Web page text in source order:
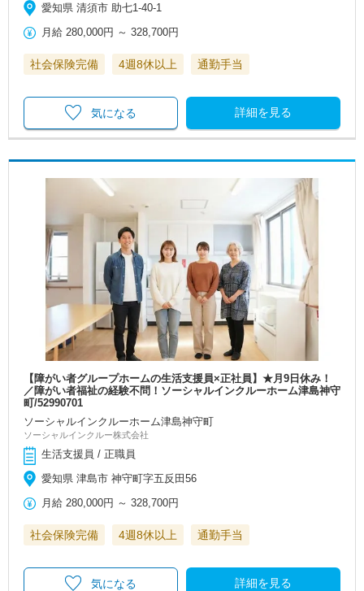
愛知県 清須市 助七1-40-1
月給 280,000円 ～328,700円
社会保険完備 4週8休以上 通勤手当
詳細を見る
気になる
【障がい者グループホームの生活支援員×正社員】★月9日休み！
／障がい者福祉の経験不問！ソーシャルインクルーホーム津島神守
町/52990701
ソーシャルインクルーホーム津島神守町
ソーシャルインクルー株式会社
生活支援員 / 正職員
愛知県 津島市 神守町字五反田56
月給 280,000円 ～328,700円
社会保険完備 4週8休以上 通勤手当
詳細を見る
気になる